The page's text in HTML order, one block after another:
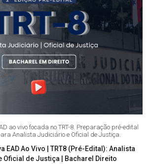
ao vivo focada no TRT-8. Preparação pré-edital
Analista Judiciário e Oficial de Justiça.
EAD Ao Vivo | TRT8 (Pré-Edital): Analista
Oficial de Justiça | Bacharel Direito